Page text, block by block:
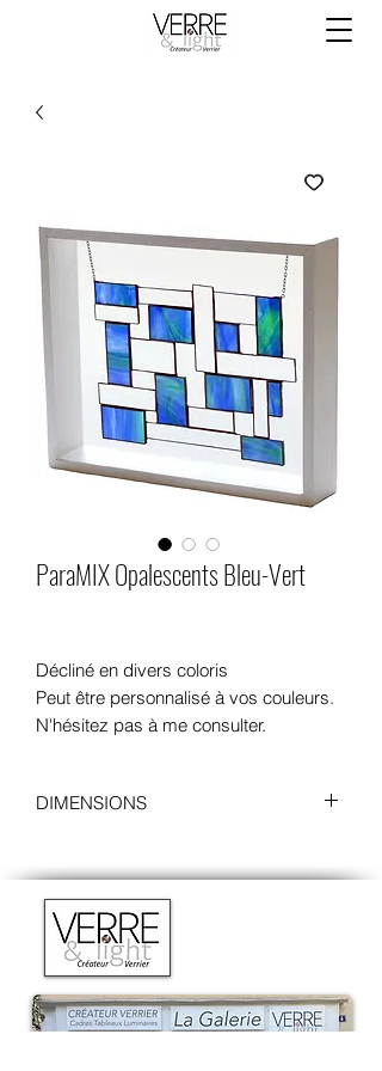
ParaMIX Opalescents Bleu-Vert
Décliné en divers coloris
Peut être personnalisé à vos couleurs.
N'hésitez pas à me consulter.
DIMENSIONS
Longueur : 22 cm
Hauteur : 17 cm
Profondeur : 0.5 cm
Avec cadre:
Longueur : 26,5 cm
Hauteur : 21,5 cm
Profondeur : 4,5 cm